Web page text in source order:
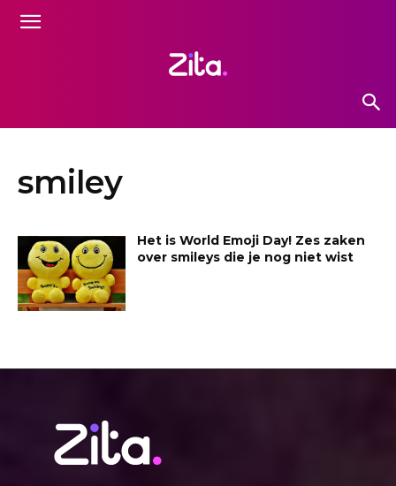
smiley
Het is World Emoji Day! Zes zaken
over smileys die je nog niet wist